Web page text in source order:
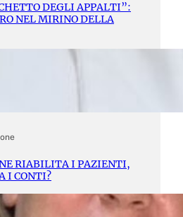
DEGLI APPALTI”:
NEL MIRINO DELLA
RIABILITA I PAZIENTI,
I CONTI?